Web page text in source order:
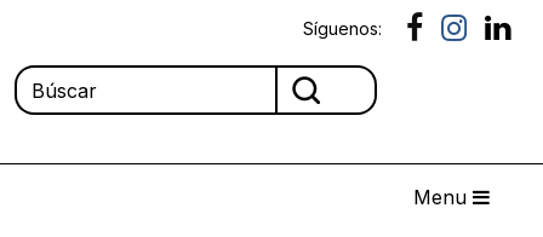
Síguenos:
Menu